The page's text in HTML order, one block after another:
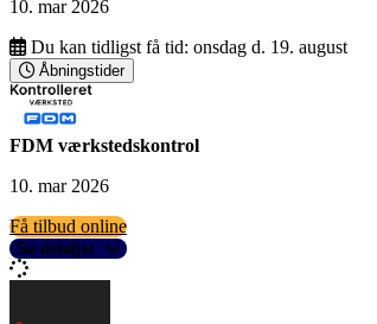
10. mar 2026
Du kan tidligst få tid: onsdag d. 19. august
Åbningstider
FDM værkstedskontrol
10. mar 2026
Få tilbud online
Se detaljer